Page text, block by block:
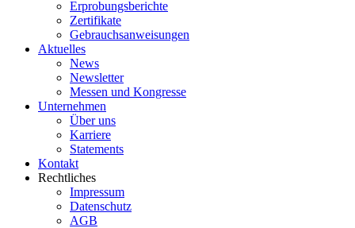
Erprobungsberichte
Zertifikate
Gebrauchsanweisungen
Aktuelles
News
Newsletter
Messen und Kongresse
Unternehmen
Über uns
Karriere
Statements
Kontakt
Rechtliches
Impressum
Datenschutz
AGB